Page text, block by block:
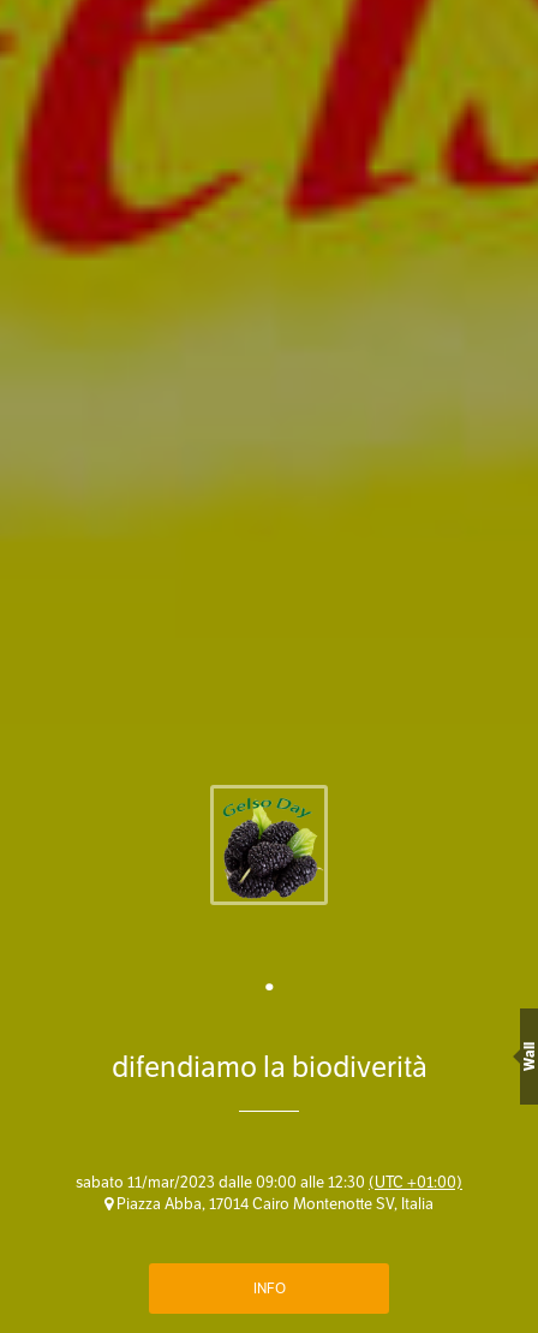
.
difendiamo la biodiverità
sabato 11/mar/2023 dalle 09:00 alle 12:30 (UTC +01:00)
Piazza Abba, 17014 Cairo Montenotte SV, Italia
INFO
Wall